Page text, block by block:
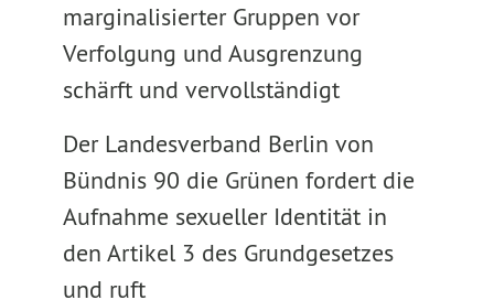
marginalisierter Gruppen vor
Verfolgung und Ausgrenzung
schärft und vervollständigt
Der Landesverband Berlin von
Bündnis 90 die Grünen fordert die
Aufnahme sexueller Identität in
den Artikel 3 des Grundgesetzes
und ruft